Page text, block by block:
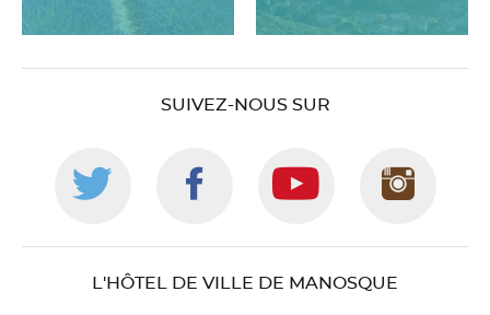
SUIVEZ-NOUS SUR
Suivez-
nous
Suivez-
nous
Suivez-
nous
L'HÔTEL DE VILLE DE MANOSQUE